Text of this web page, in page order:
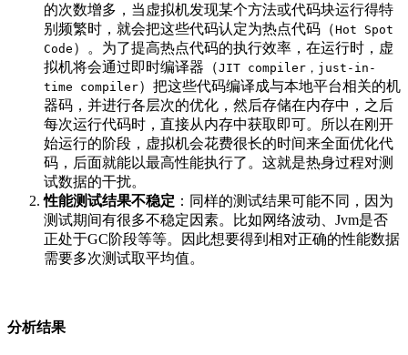
的次数增多，当虚拟机发现某个方法或代码块运行得特
别频繁时，就会把这些代码认定为热点代码（Hot Spot
Code ）。为了提高热点代码的执行效率，在运行时，虚
拟机将会通过即时编译器（JIT compiler，just-in-
time compiler）把这些代码编译成与本地平台相关的机
器码，并进行各层次的优化，然后存储在内存中，之后
每次运行代码时，直接从内存中获取即可。所以在刚开
始运行的阶段，虚拟机会花费很长的时间来全面优化代
码，后面就能以最高性能执行了。这就是热身过程对测
试数据的干扰。
性能测试结果不稳定 ：同样的测试结果可能不同，因为
测试期间有很多不稳定因素。比如网络波动、Jvm是否
正处于GC阶段等等。因此想要得到相对正确的性能数据
需要多次测试取平均值。
分析结果